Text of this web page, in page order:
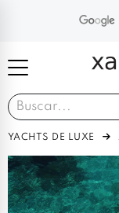
YACHTS DE LUXE